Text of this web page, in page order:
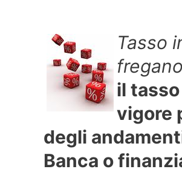
Tasso
il
vigore
degli
Banca o